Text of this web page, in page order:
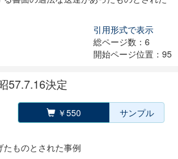
引用形式で表示
総ページ数：6
開始ページ位置：95
57.7.16決定
￥550 サンプル
ものとされた事例